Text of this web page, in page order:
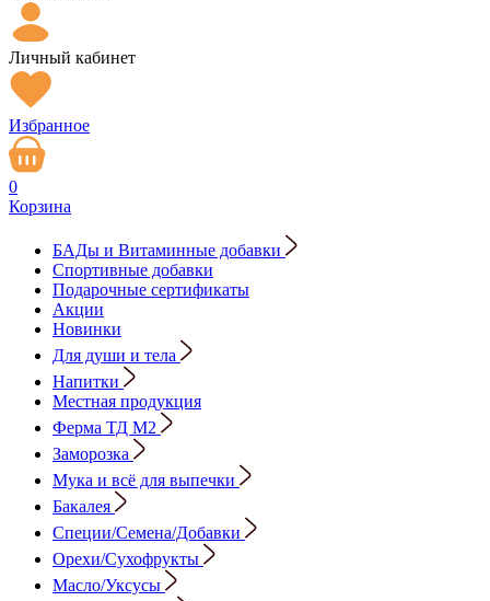
Личный кабинет
Избранное
0
Корзина
БАДы и Витаминные добавки
Спортивные добавки
Подарочные сертификаты
Акции
Новинки
Для души и тела
Напитки
Местная продукция
Ферма ТД М2
Заморозка
Мука и всё для выпечки
Бакалея
Специи/Семена/Добавки
Орехи/Сухофрукты
Масло/Уксусы